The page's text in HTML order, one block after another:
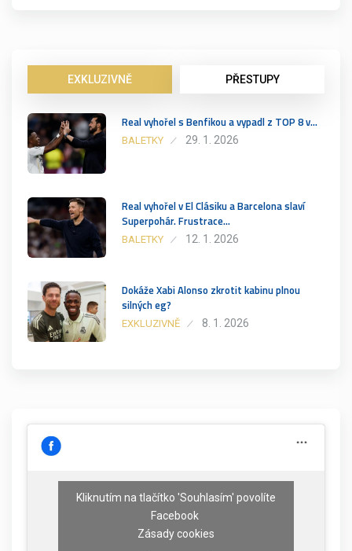
EXKLUZIVNĚ PŘESTUPY
Real vyhořel s Benfikou a vypadl z TOP 8 v…
BALETKY 29. 1. 2026
Real vyhořel v El Clásiku a Barcelona slaví
Superpohár. Frustrace…
BALETKY 12. 1. 2026
Dokáže Xabi Alonso zkrotit kabinu plnou
silných eg?
EXKLUZIVNĚ 8. 1. 2026
Kliknutím na tlačítko 'Souhlasím' povolíte
Facebook
Zásady cookies